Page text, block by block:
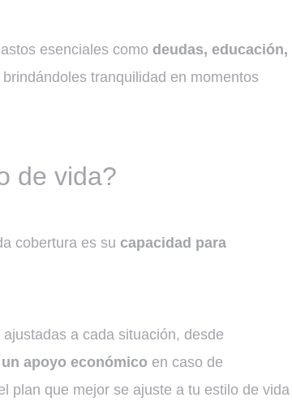
esenciales como deudas, educación,
brindándoles tranquilidad en momentos
de vida?
cobertura es su capacidad para
a cada situación, desde
apoyo económico en caso de
plan que mejor se ajuste a tu estilo de vida